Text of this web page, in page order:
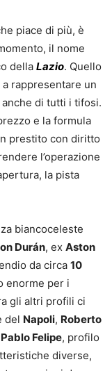
piace di più, è
il nome
della Lazio. Quello
rappresentare un
anche di tutti i tifosi.
e la formula
prestito con diritto
l’operazione
la pista
biancoceleste
Durán, ex Aston
da circa 10
enorme per i
gli altri profili ci
del Napoli, Roberto
Pablo Felipe, profilo
diverse,